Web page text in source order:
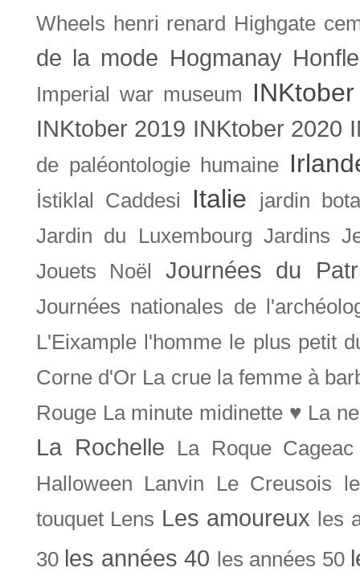
Wheels henri renard Highgate
de la mode Hogmanay
Imperial war museum INKtober
INKtober 2019 INKtober 2020
de paléontologie humaine
İstiklal Caddesi Italie
jardin
Jardin du Luxembourg Jardins
Jouets Noël
Journées du
Journées nationales de
L'Eixample l'homme le plus petit
Corne d'Or La crue la femme à
Rouge La minute midinette ♥ La
La Rochelle
La Roque Cageac
Halloween
Lanvin Le Creusois
touquet Lens Les amoureux les
30 les années 40 les années 50